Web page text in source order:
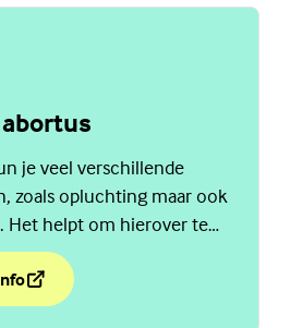
je veel verschillende
zoals opluchting maar ook
Het helpt om hierover te
abortus